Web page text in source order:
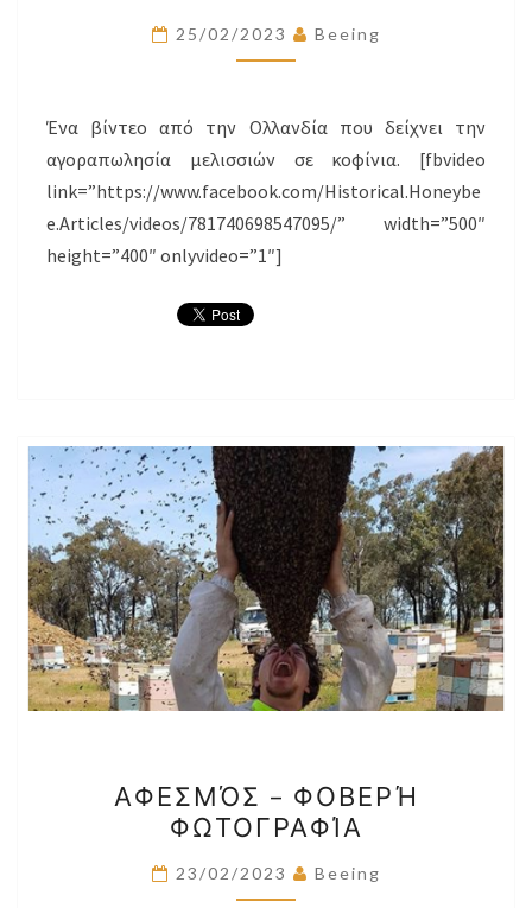
–
ΠΑΛΙΌ
25/02/2023 Beeing
Ένα βίντεο από την Ολλανδία που δείχνει την
αγοραπωλησία μελισσιών σε κοφίνια. [fbvideo
link=”https://www.facebook.com/Historical.Honeybe
e.Articles/videos/781740698547095/” width=”500″
height=”400″ onlyvideo=”1″]
–
ΦΟΒΕΡΉ
ΦΩΤΟΓΡΑΦΊΑ
ΑΦΕΣΜΌΣ – ΦΟΒΕΡΉ
ΦΩΤΟΓΡΑΦΊΑ
23/02/2023 Beeing